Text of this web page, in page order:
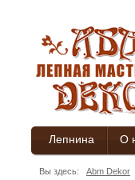
Лепнина О
Вы здесь: Abm Dekor